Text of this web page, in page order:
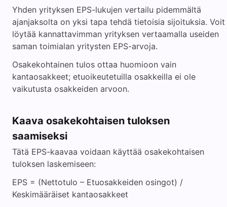
Yhden yrityksen EPS-lukujen vertailu pidemmältä
ajanjaksolta on yksi tapa tehdä tietoisia sijoituksia. Voit
löytää kannattavimman yrityksen vertaamalla useiden
saman toimialan yritysten EPS-arvoja.
Osakekohtainen tulos ottaa huomioon vain
kantaosakkeet; etuoikeutetuilla osakkeilla ei ole
vaikutusta osakkeiden arvoon.
Kaava osakekohtaisen tuloksen
saamiseksi
Tätä EPS-kaavaa voidaan käyttää osakekohtaisen
tuloksen laskemiseen:
EPS = (Nettotulo – Etuosakkeiden osingot) /
Keskimääräiset kantaosakkeet